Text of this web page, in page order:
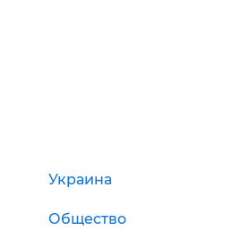
Украина
Общество